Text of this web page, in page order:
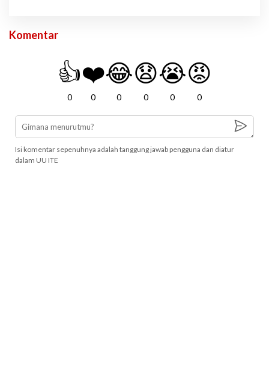
Komentar
👍
0
❤️
0
😂
0
😧
0
😭
0
😡
0
Isi komentar sepenuhnya adalah tanggung jawab pengguna dan diatur
dalam UU ITE